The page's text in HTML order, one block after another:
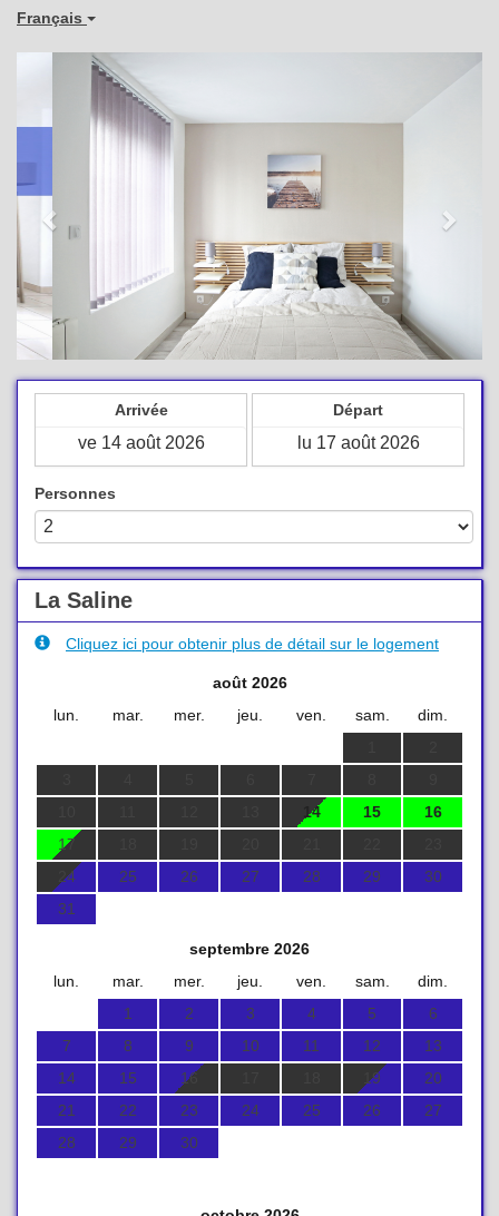
Français
Previous Next
Arrivée Départ
Personnes
La Saline
Cliquez ici pour obtenir plus de détail sur le logement
août 2026
lun.
mar. mer. jeu. ven. sam.
dim.
14 15
16
17
24
25 26 27 28 29
30
31
septembre 2026
lun.
mar. mer. jeu. ven. sam.
dim.
1
2 3 4 5
6
7
8 9 10 11 12
13
14
15 16 19
20
21
22 23 24 25 26
27
28
29 30